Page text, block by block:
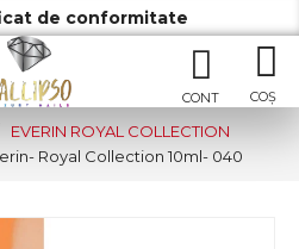
de conformitate
EVERIN ROYAL COLLECTION
Royal Collection 10ml- 040